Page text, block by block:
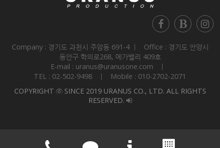
Company : 경기도 과천시 주암동 691-4 ㅣ Office : 경기도 안양시
동안구 학의로268, 메가밸리 409호
E-mail : uranus@uranusone.com ㅣ
TEL : 02-502-9498 ㅣ Mobile : 010-2702-2071
COPYRIGHT ⓒ SINCE 2019 URANUS CO., LTD. ALL RIGHTS
RESERVED.